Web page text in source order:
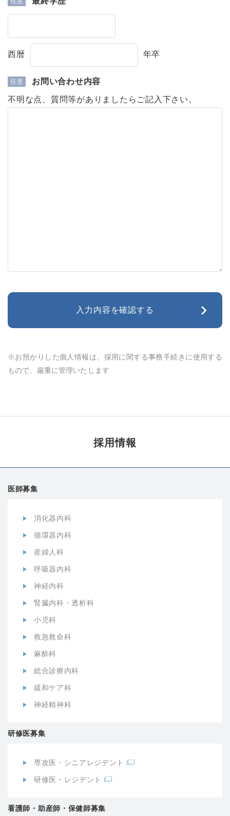
西暦 年卒
お問い合わせ内容
不明な点、質問等がありましたらご記入下さい。
※お預かりした個人情報は、採用に関する事務手続きに使用する
もので、厳重に管理いたします
採用情報
医師募集
消化器内科
循環器内科
産婦人科
呼吸器内科
神経内科
腎臓内科・透析科
小児科
救急救命科
麻酔科
総合診療内科
緩和ケア科
神経精神科
研修医募集
専攻医・シニアレジデント
研修医・レジデント
看護師・助産師・保健師募集